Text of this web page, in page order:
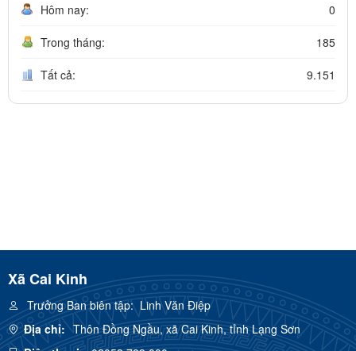
Hôm nay: 0
Trong tháng: 185
Tất cả: 9.151
Xã Cai Kinh
Trưởng Ban biên tập:Linh Văn Điệp
Địa chỉ: Thôn Đồng Ngầu, xã Cai Kinh, tỉnh Lạng Sơn